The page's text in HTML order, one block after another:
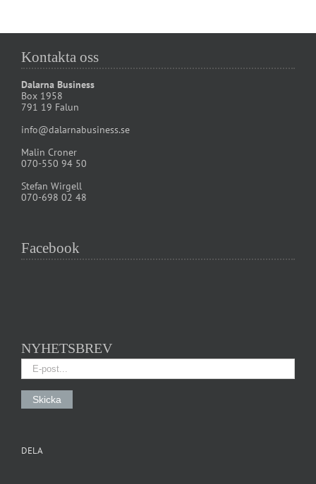
Kontakta oss
Dalarna Business
Box 1958
791 19 Falun
info@dalarnabusiness.se
Malin Croner
070-550 94 50
Stefan Wirgell
070-698 02 48
Facebook
NYHETSBREV
DELA